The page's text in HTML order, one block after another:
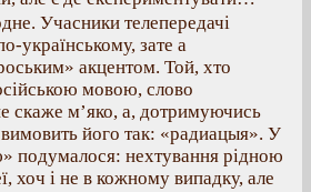
Учасники телепередачі
українському, зате а
акцентом. Той, хто
мовою, слово
скаже м’яко, а, дотримуючись
його так: «радиацыя». У
подумалося: нехтування рідною
хоч і не в кожному випадку, але